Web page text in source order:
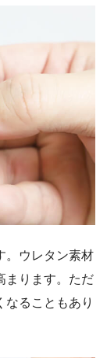
。ウレタン素材
まります。ただ
なることもあり